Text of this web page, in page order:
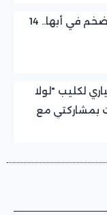
محمد حماقي يحيي حفل ضخم في أبها.. 14
لكليب "لولا
بمشاركتي مع